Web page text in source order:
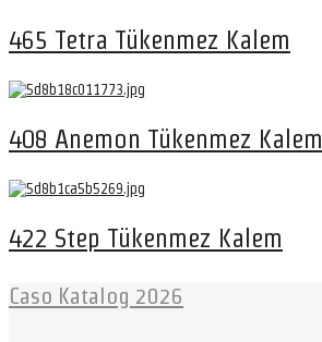
465 Tetra Tükenmez Kalem
408 Anemon Tükenmez Kalem
422 Step Tükenmez Kalem
Caso Katalog 2026